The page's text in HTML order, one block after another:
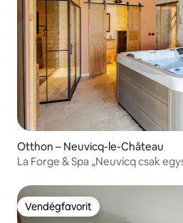
Otthon – Neuvicq-le-Château
La Forge & Spa „Neuvicq csak
Vendégfavorit
Vendégfavorit